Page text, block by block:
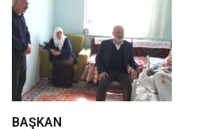
BAŞKAN